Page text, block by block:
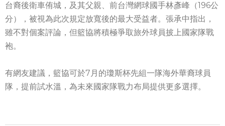
台裔後衛車侑城，及其父親、前台灣網球國手林彥峰（196公
分），被視為此次規定放寬後的最大受益者。張承中指出，
雖不對個案評論，但籃協將積極爭取旅外球員披上國家隊戰
袍。
有網友建議，籃協可於7月的瓊斯杯先組一隊海外華裔球員
隊，提前試水溫，為未來國家隊戰力布局提供更多選擇。